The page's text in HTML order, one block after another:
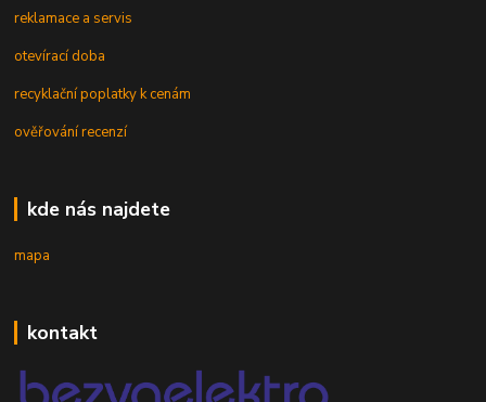
reklamace a servis
otevírací doba
recyklační poplatky k cenám
ověřování recenzí
kde nás najdete
mapa
kontakt